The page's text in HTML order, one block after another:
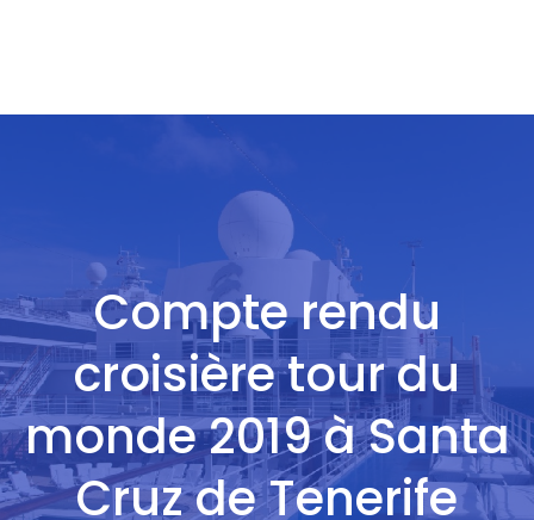
Compte rendu
croisière tour du
monde 2019 à Santa
Cruz de Tenerife